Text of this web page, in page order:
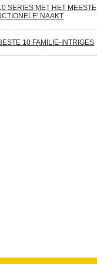
SERIES MET HET MEESTE
NAAKT
10 FAMILIE-INTRIGES